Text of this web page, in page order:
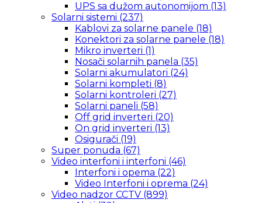
UPS sa dužom autonomijom (13)
Solarni sistemi (237)
Kablovi za solarne panele (18)
Konektori za solarne panele (18)
Mikro inverteri (1)
Nosači solarnih panela (35)
Solarni akumulatori (24)
Solarni kompleti (8)
Solarni kontroleri (27)
Solarni paneli (58)
Off grid inverteri (20)
On grid inverteri (13)
Osigurači (19)
Super ponuda (67)
Video interfoni i interfoni (46)
Interfoni i opema (22)
Video Interfoni i oprema (24)
Video nadzor CCTV (899)